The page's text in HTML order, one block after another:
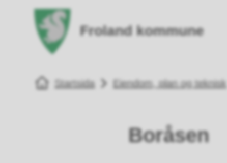
Froland kommune
Du er her:Startsida Eiendom, plan og teknisk
Boråsen